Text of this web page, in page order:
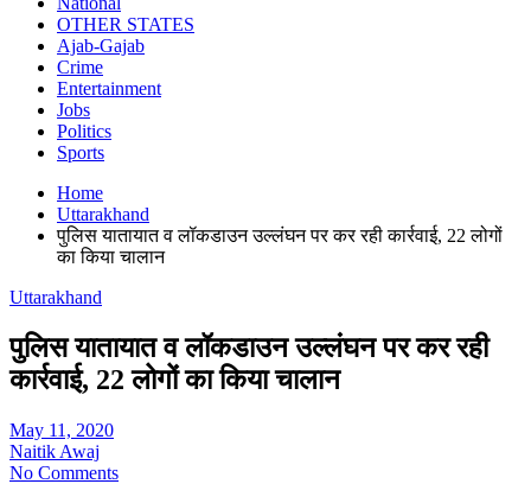
OTHER STATES
Ajab-Gajab
Crime
Entertainment
Jobs
Politics
Sports
Home
Uttarakhand
पुलिस यातायात व लॉकडाउन उल्लंघन पर कर रही कार्रवाई, 22 लोगों
का किया चालान
Uttarakhand
पुलिस यातायात व लॉकडाउन उल्लंघन पर कर रही
कार्रवाई, 22 लोगों का किया चालान
May 11, 2020
Naitik Awaj
No Comments